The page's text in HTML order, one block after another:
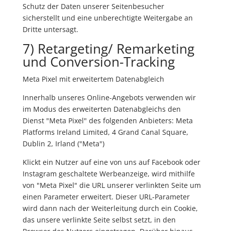
Schutz der Daten unserer Seitenbesucher
sicherstellt und eine unberechtigte Weitergabe an
Dritte untersagt.
7) Retargeting/ Remarketing
und Conversion-Tracking
Meta Pixel mit erweitertem Datenabgleich
Innerhalb unseres Online-Angebots verwenden wir
im Modus des erweiterten Datenabgleichs den
Dienst "Meta Pixel" des folgenden Anbieters: Meta
Platforms Ireland Limited, 4 Grand Canal Square,
Dublin 2, Irland ("Meta")
Klickt ein Nutzer auf eine von uns auf Facebook oder
Instagram geschaltete Werbeanzeige, wird mithilfe
von "Meta Pixel" die URL unserer verlinkten Seite um
einen Parameter erweitert. Dieser URL-Parameter
wird dann nach der Weiterleitung durch ein Cookie,
das unsere verlinkte Seite selbst setzt, in den